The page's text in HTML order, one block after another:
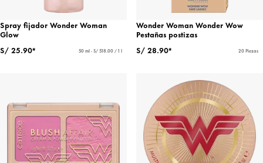
Spray fijador Wonder Woman
Glow
S/ 25.90*
50 ml - S/ 518.00 / 1 l
Wonder Woman Wonder Wow
Pestañas postizas
S/ 28.90*
20 Piezas